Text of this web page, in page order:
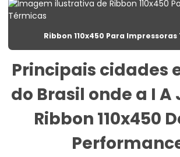
Etiqueta Para Congelados Em
Etiqueta Para Congelados No Varejo
Etiqueta Para Produtos Congelados
Etiqueta Para Roupas Personalizadas
Etiqueta Promocional Para Balcão De
Etiqueta Reutilizável Para Varejo
Ribbon 110x450 Para
Principais cidades
do Brasil onde a I A
Ribbon 110x450